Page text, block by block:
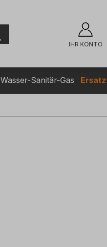
IHR KONTO
Wasser-Sanitär-Gas